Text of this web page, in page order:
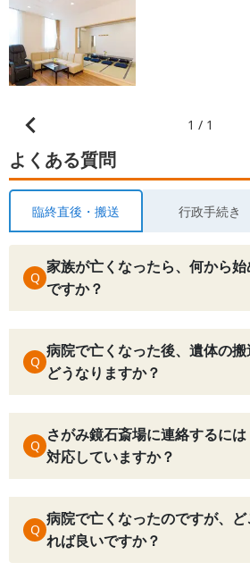
1 / 1
よくある質問
臨終直後・搬送 行政手続き
Q
家族が亡くなったら、何から
ですか？
Q
病院で亡くなった後、遺体の
どうなりますか？
Q
さがみ鏡石斎場に連絡するに
対応していますか？
Q
病院で亡くなったのですが、
れば良いですか？